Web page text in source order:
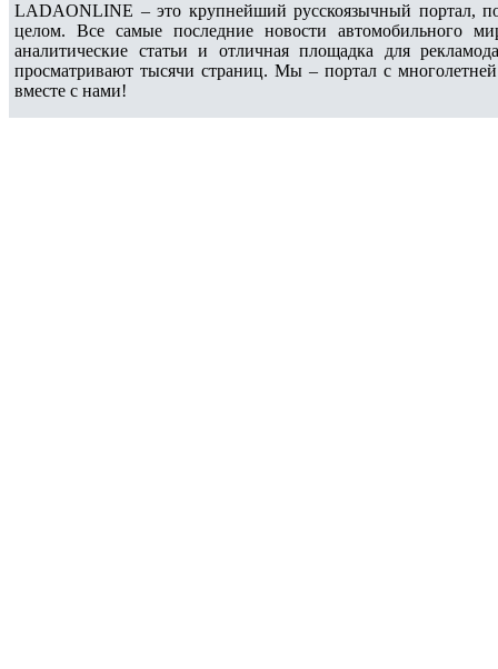
LADAONLINE – это крупнейший русскоязычный портал,
целом. Все самые последние новости автомобильного
аналитические статьи и отличная площадка для
просматривают тысячи страниц. Мы – портал с
вместе с нами!